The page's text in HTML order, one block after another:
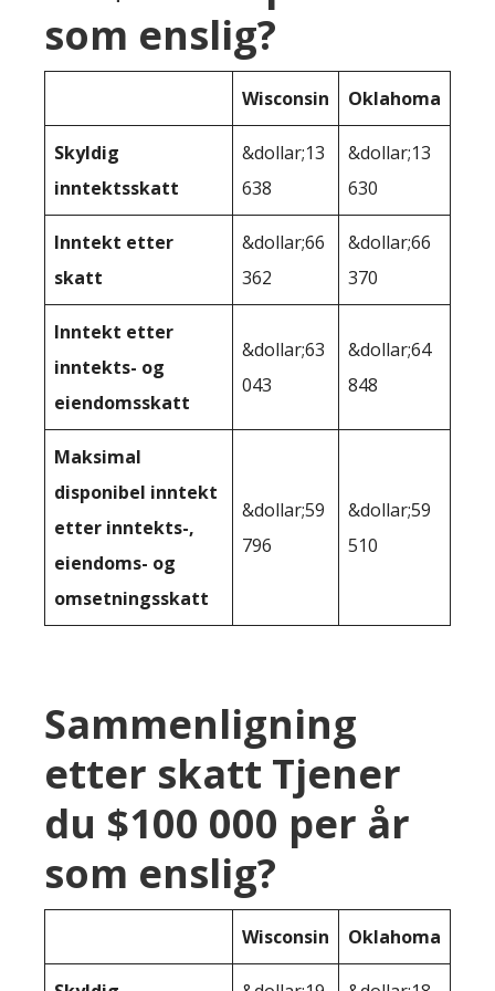
som enslig?
Wisconsin Oklahoma
Skyldig
inntektsskatt
&dollar;13
638
&dollar;13
630
Inntekt etter
skatt
&dollar;66
362
&dollar;66
370
Inntekt etter
inntekts- og
eiendomsskatt
&dollar;63
043
&dollar;64
848
Maksimal
disponibel inntekt
etter inntekts-,
eiendoms- og
omsetningsskatt
&dollar;59
796
&dollar;59
510
Sammenligning
etter skatt Tjener
du $100 000 per år
som enslig?
Wisconsin Oklahoma